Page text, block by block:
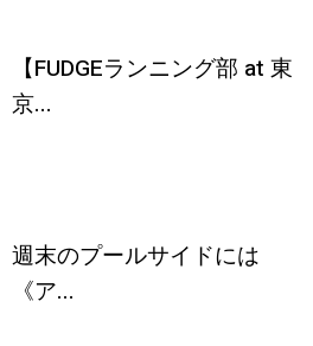
【FUDGEランニング部 at 東
京...
週末のプールサイドには
《ア...